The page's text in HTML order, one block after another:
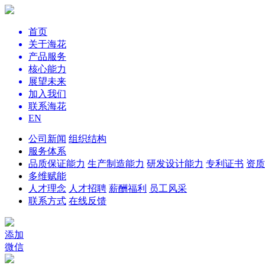
首页
关于海花
产品服务
核心能力
展望未来
加入我们
联系海花
EN
公司新闻 组织结构
服务体系
品质保证能力 生产制造能力 研发设计能力 专利证书 资
多维赋能
人才理念 人才招聘 薪酬福利
员工风采
联系方式 在线反馈
添加
微信